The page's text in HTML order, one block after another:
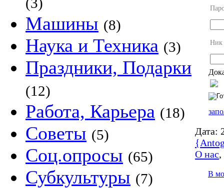
Машины (8)
Наука и Техника (3)
Праздники, Подарки
(12)
Работа, Карьера (18)
Советы (5)
Соц.опросы (65)
Субкультуры (7)
Ник
Дата:
О нас
В